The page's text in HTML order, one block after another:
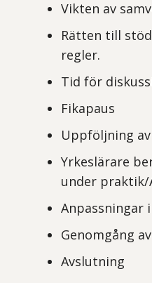
Vikten av
Rätten till
regler.
Tid för
Fikapaus
Uppföljning
Yrkeslärare
under praktik/
Anpassningar
Genomgång
Avslutning